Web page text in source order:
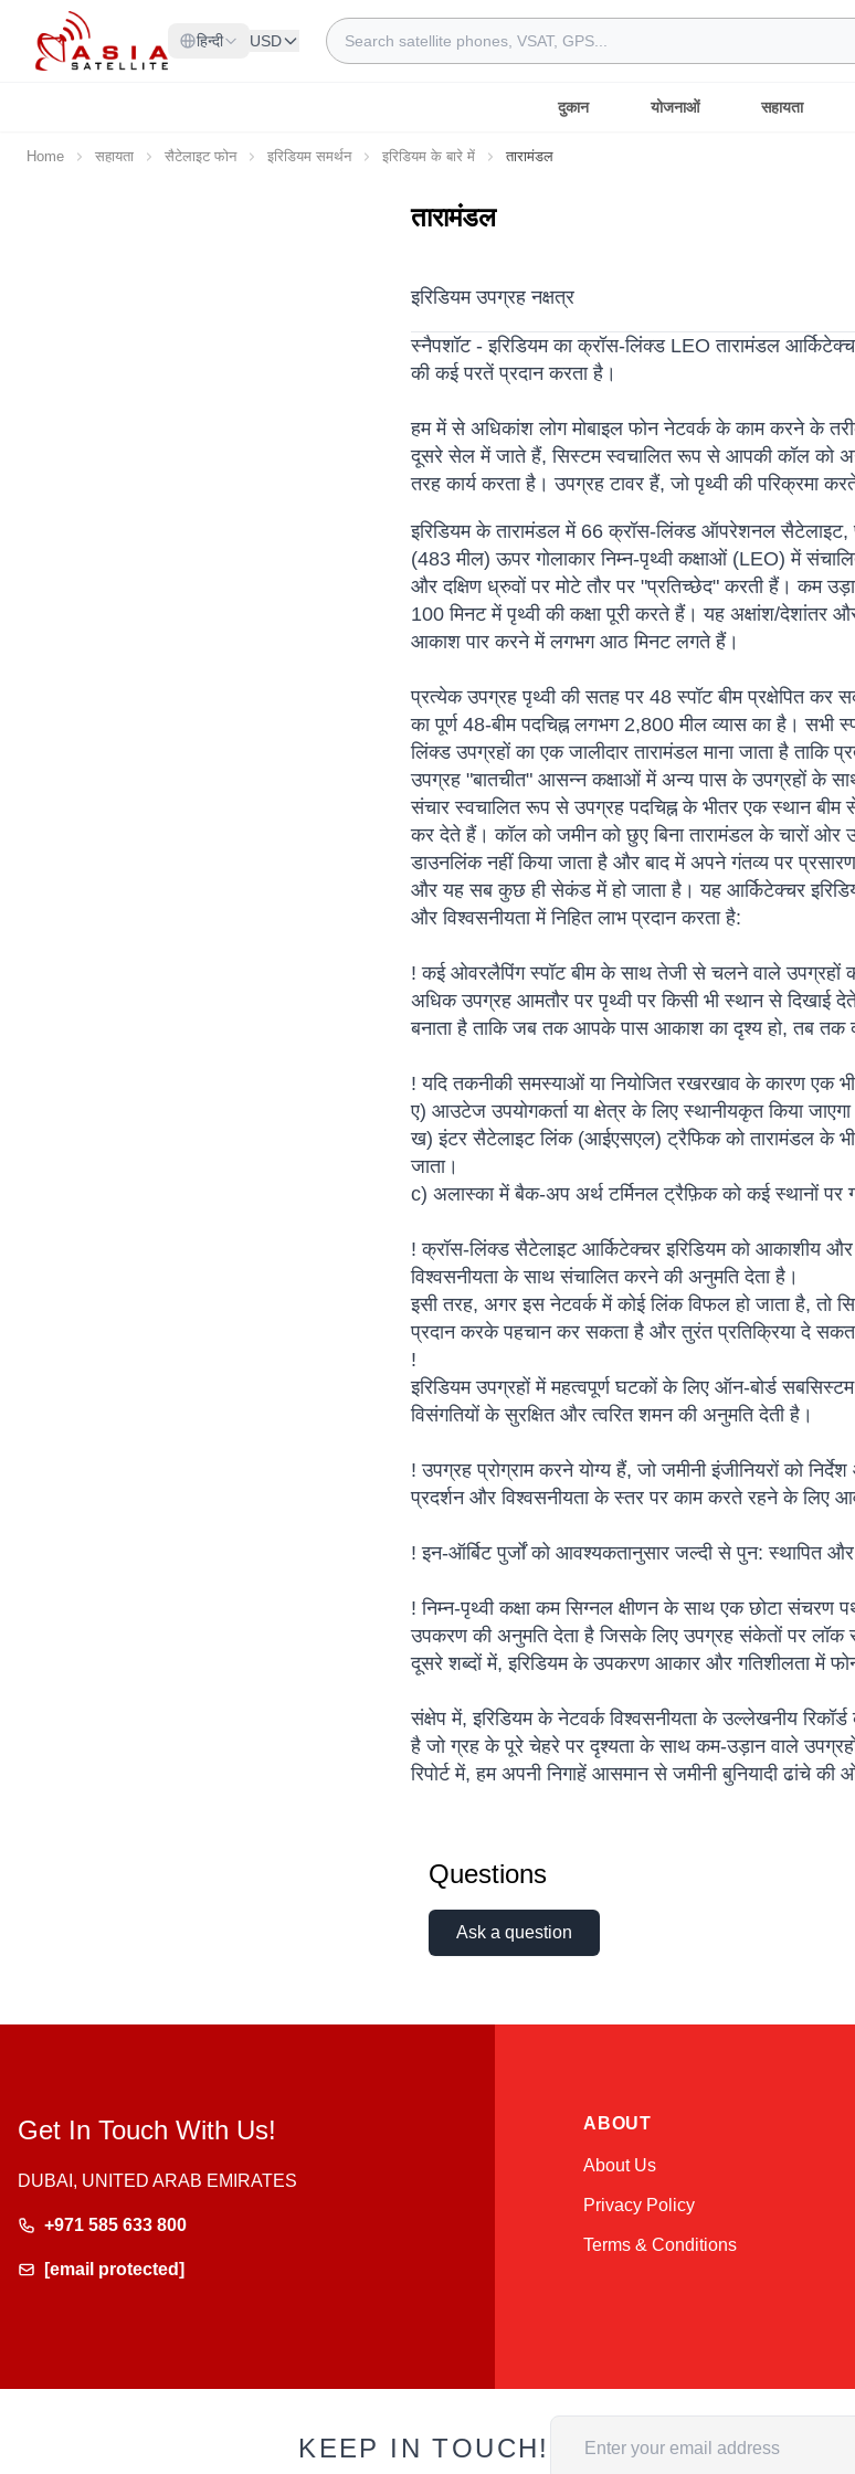
Skip to Content
हिन्दी USD
Search
दुकान योजनाओं सहायता
Home सहायता सैटेलाइट फोन इरिडियम समर्थन इरिडियम के बारे में तारामंडल
तारामंडल
इरिडियम उपग्रह नक्षत्र
स्नैपशॉट - इरिडियम का क्रॉस-लिंक्ड LEO तारामंडल
की कई परतें प्रदान करता है।
हम में से अधिकांश लोग मोबाइल फोन नेटवर्क के काम करने के
दूसरे सेल में जाते हैं, सिस्टम स्वचालित रूप से आपकी कॉल को
तरह कार्य करता है। उपग्रह टावर हैं, जो पृथ्वी की
इरिडियम के तारामंडल में 66 क्रॉस-लिंक्ड ऑपरेशनल
(483 मील) ऊपर गोलाकार निम्न-पृथ्वी कक्षाओं (LEO) में
और दक्षिण ध्रुवों पर मोटे तौर पर "प्रतिच्छेद" करती हैं। कम
100 मिनट में पृथ्वी की कक्षा पूरी करते हैं। यह अक्षांश/देशांतर
आकाश पार करने में लगभग आठ मिनट लगते हैं।
प्रत्येक उपग्रह पृथ्वी की सतह पर 48 स्पॉट बीम प्रक्षेपित
का पूर्ण 48-बीम पदचिह्न लगभग 2,800 मील व्यास का है।
लिंक्ड उपग्रहों का एक जालीदार तारामंडल माना जाता है ताकि
उपग्रह "बातचीत" आसन्न कक्षाओं में अन्य पास के उपग्रहों के
संचार स्वचालित रूप से उपग्रह पदचिह्न के भीतर एक स्थान
कर देते हैं। कॉल को जमीन को छुए बिना तारामंडल के चारों
डाउनलिंक नहीं किया जाता है और बाद में अपने गंतव्य पर
और यह सब कुछ ही सेकंड में हो जाता है। यह आर्किटेक्चर
और विश्वसनीयता में निहित लाभ प्रदान करता है:
! कई ओवरलैपिंग स्पॉट बीम के साथ तेजी से चलने वाले उपग्रहों
अधिक उपग्रह आमतौर पर पृथ्वी पर किसी भी स्थान से
बनाता है ताकि जब तक आपके पास आकाश का दृश्य हो, तब तक
! यदि तकनीकी समस्याओं या नियोजित रखरखाव के कारण एक
ए) आउटेज उपयोगकर्ता या क्षेत्र के लिए स्थानीयकृत किया
ख) इंटर सैटेलाइट लिंक (आईएसएल) ट्रैफिक को तारामंडल के
जाता।
c) अलास्का में बैक-अप अर्थ टर्मिनल ट्रैफ़िक को कई स्थानों पर
! क्रॉस-लिंक्ड सैटेलाइट आर्किटेक्चर इरिडियम को आकाशीय और
विश्वसनीयता के साथ संचालित करने की अनुमति देता है।
इसी तरह, अगर इस नेटवर्क में कोई लिंक विफल हो जाता है,
प्रदान करके पहचान कर सकता है और तुरंत प्रतिक्रिया दे
!
इरिडियम उपग्रहों में महत्वपूर्ण घटकों के लिए ऑन-बोर्ड
विसंगतियों के सुरक्षित और त्वरित शमन की अनुमति देती है।
! उपग्रह प्रोग्राम करने योग्य हैं, जो जमीनी इंजीनियरों को
प्रदर्शन और विश्वसनीयता के स्तर पर काम करते रहने के लिए
! इन-ऑर्बिट पुर्जों को आवश्यकतानुसार जल्दी से पुन: स्थापित
! निम्न-पृथ्वी कक्षा कम सिग्नल क्षीणन के साथ एक छोटा संचरण
उपकरण की अनुमति देता है जिसके लिए उपग्रह संकेतों पर लॉक
दूसरे शब्दों में, इरिडियम के उपकरण आकार और गतिशीलता में
संक्षेप में, इरिडियम के नेटवर्क विश्वसनीयता के उल्लेखनीय
है जो ग्रह के पूरे चेहरे पर दृश्यता के साथ कम-उड़ान वाले
रिपोर्ट में, हम अपनी निगाहें आसमान से जमीनी बुनियादी ढांचे की
Questions
Ask a question
Get In Touch With Us!
DUBAI, UNITED ARAB EMIRATES
+971 585 633 800
[email protected]
ABOUT
About Us
Privacy Policy
Terms & Conditions
KEEP IN TOUCH!
Email Address